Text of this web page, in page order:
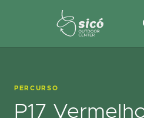
PERCURSO
P17